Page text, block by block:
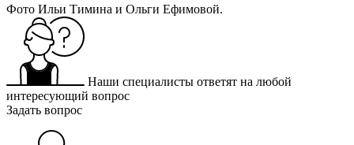
Фото Ильи Тимина и Ольги Ефимовой.
Наши специалисты ответят на любой
интересующий вопрос
Задать вопрос